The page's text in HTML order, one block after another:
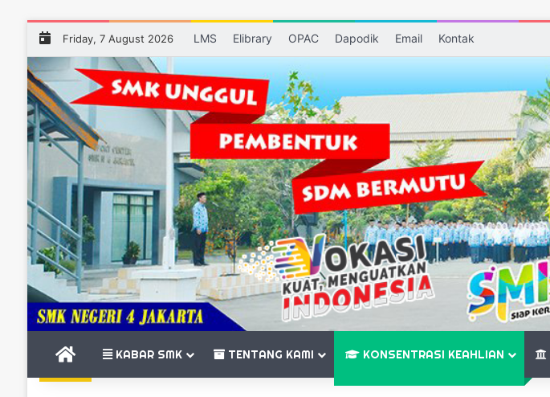
Friday, 7 August 2026 LMS Elibrary OPAC Dapodik Email Kontak
BERANDAKABAR SMK TENTANG KAMI KONSENTRASI KEAHLIAN